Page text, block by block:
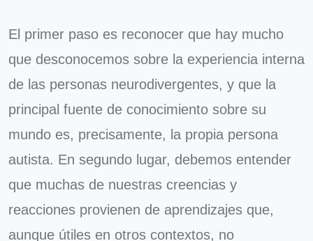
El primer paso es reconocer que hay mucho
que desconocemos sobre la experiencia interna
de las personas neurodivergentes, y que la
principal fuente de conocimiento sobre su
mundo es, precisamente, la propia persona
autista. En segundo lugar, debemos entender
que muchas de nuestras creencias y
reacciones provienen de aprendizajes que,
aunque útiles en otros contextos, no